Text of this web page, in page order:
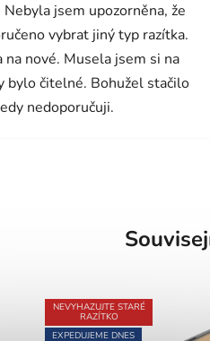
jsem upozorněna, že
vybrat jiný typ razítka.
nové. Musela jsem si na
bylo čitelné. Bohužel stačilo
nedoporučuji.
NEVYHAZUJTE STARÉ
RAZÍTKO
EXPEDUJEME DNES